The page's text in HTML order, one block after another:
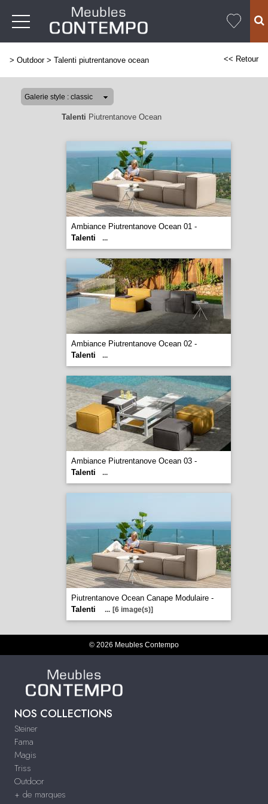
> Outdoor> Talenti piutrentanove ocean << Retour
Talenti Piutrentanove Ocean
Ambiance Piutrentanove Ocean 01 -
Talenti
...
Ambiance Piutrentanove Ocean 02 -
Talenti
...
Ambiance Piutrentanove Ocean 03 -
Talenti
...
Piutrentanove Ocean Canape Modulaire -
Talenti
... [6 image(s)]
© 2026 Meubles Contempo
NOS COLLECTIONS
Steiner
Fama
Magis
Triss
Outdoor
+ de marques